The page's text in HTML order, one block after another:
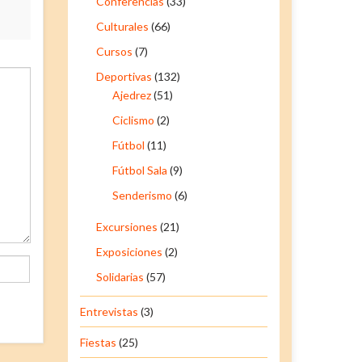
Culturales (66)
Cursos (7)
Deportivas (132)
Ajedrez(51)
Ciclismo (2)
Fútbol (11)
Fútbol Sala (9)
Senderismo (6)
Excursiones (21)
Exposiciones (2)
Solidarias (57)
Entrevistas (3)
Fiestas (25)